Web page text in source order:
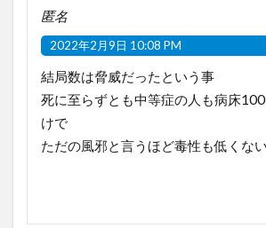
匿名
2022年2月9日 10:08 PM
結局数は脅威だったという事
死に至らずとも中等症の人も病床
けで
ただの風邪と言うほど毒性も低くない